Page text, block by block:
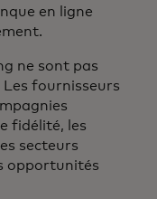
en ligne
ne sont pas
Les fournisseurs
fidélité, les
secteurs
opportunités